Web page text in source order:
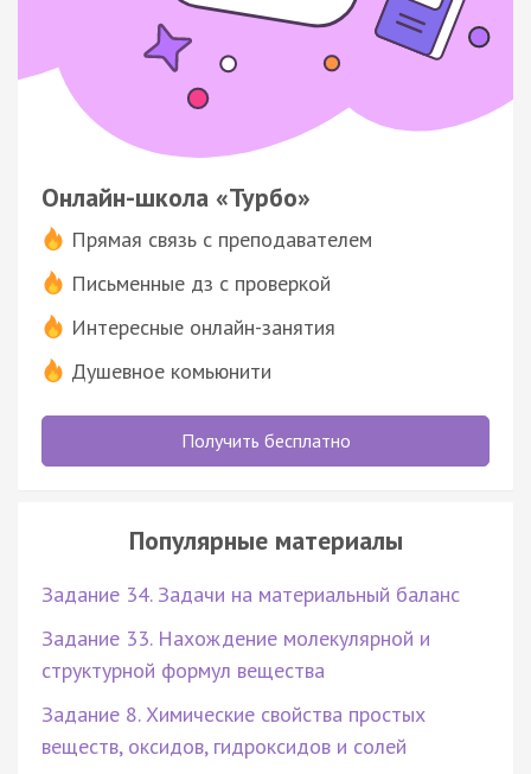
Онлайн-школа «Турбо»
Прямая связь с преподавателем
Письменные дз с проверкой
Интересные онлайн-занятия
Душевное комьюнити
Получить бесплатно
Популярные материалы
Задание 34. Задачи на материальный баланс
Задание 33. Нахождение молекулярной и
структурной формул вещества
Задание 8. Химические свойства простых
веществ, оксидов, гидроксидов и солей